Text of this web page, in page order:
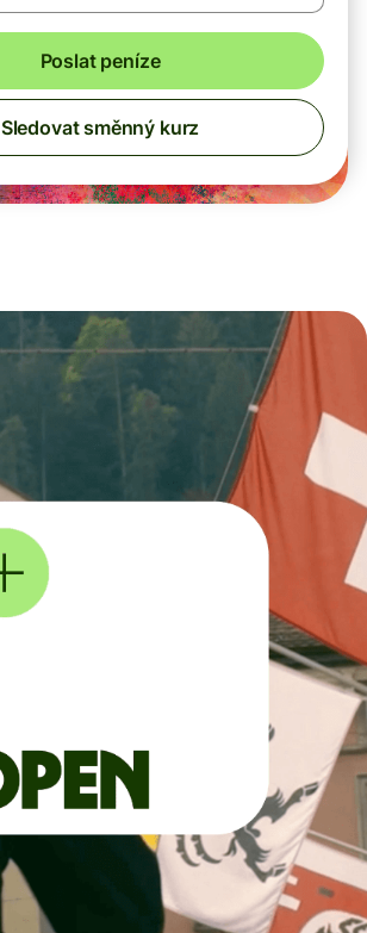
Poslat peníze
Sledovat směnný kurz